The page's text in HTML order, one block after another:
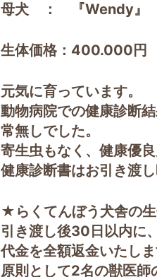
母犬 ： 『Wendy』
生体価格：400.000円
元気に育っています。
動物病院での健康診断
常無しでした。
寄生虫もなく、健康優良
健康診断書はお引き渡し
★らくてんぼう犬舎の
引き渡し後30日以内に
代金を全額返金いたしま
原則として2名の獣医師